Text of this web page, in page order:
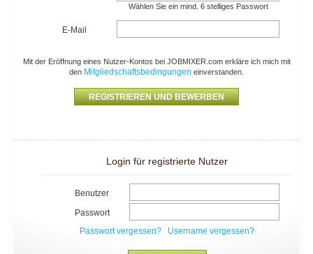
Wählen Sie ein mind. 6 stelliges Passwort
E-Mail
Mit der Eröffnung eines Nutzer-Kontos bei JOBMIXER.com erkläre ich mich mit
den Mitgliedschaftsbedingungen einverstanden.
Login für registrierte Nutzer
Benutzer
Passwort
Passwort vergessen?
Username vergessen?